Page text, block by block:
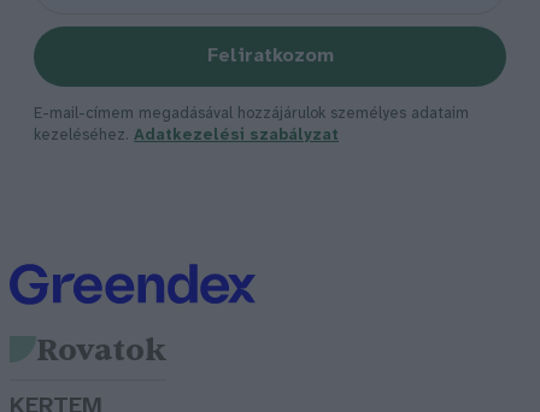
Feliratkozom
E-mail-címem megadásával hozzájárulok személyes adataim
kezeléséhez. Adatkezelési szabályzat
Rovatok
KERTEM